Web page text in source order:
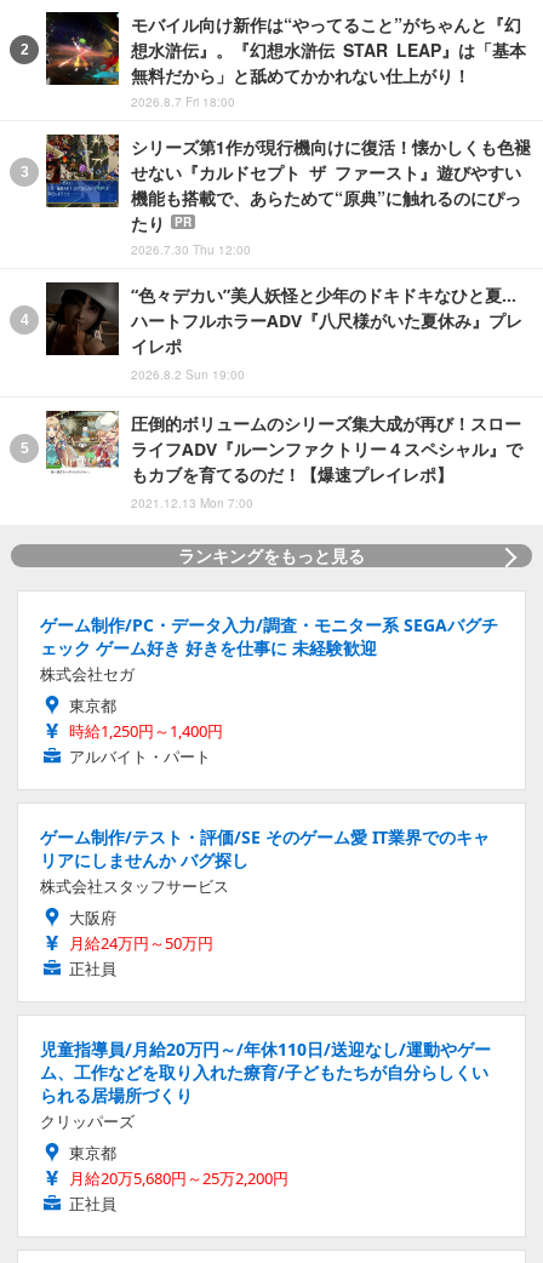
モバイル向け新作は“やってること”がちゃんと『幻
想水滸伝』。『幻想水滸伝 STAR LEAP』は「基本
無料だから」と舐めてかかれない仕上がり！
2026.8.7 Fri 18:00
シリーズ第1作が現行機向けに復活！懐かしくも色褪
せない『カルドセプト ザ ファースト』遊びやすい
機能も搭載で、あらためて“原典”に触れるのにぴっ
たり
PR
2026.7.30 Thu 12:00
“色々デカい”美人妖怪と少年のドキドキなひと夏…
ハートフルホラーADV『八尺様がいた夏休み』プレ
イレポ
2026.8.2 Sun 19:00
圧倒的ボリュームのシリーズ集大成が再び！スロー
ライフADV『ルーンファクトリー４スペシャル』で
もカブを育てるのだ！【爆速プレイレポ】
2021.12.13 Mon 7:00
ランキングをもっと見る
ゲーム制作/PC・データ入力/調査・モニター系 SEGAバグチ
ェック ゲーム好き 好きを仕事に 未経験歓迎
株式会社セガ
東京都
時給1,250円～1,400円
アルバイト・パート
ゲーム制作/テスト・評価/SE そのゲーム愛 IT業界でのキャ
リアにしませんか バグ探し
株式会社スタッフサービス
大阪府
月給24万円～50万円
正社員
児童指導員/月給20万円～/年休110日/送迎なし/運動やゲー
ム、工作などを取り入れた療育/子どもたちが自分らしくい
られる居場所づくり
クリッパーズ
東京都
月給20万5,680円～25万2,200円
正社員